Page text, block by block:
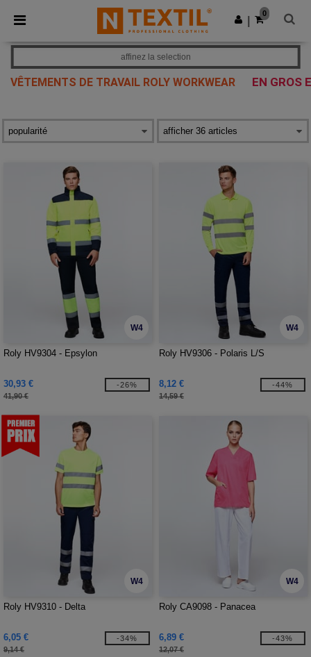
× Appli Ntextil
Meilleurs prix sur l’app !
Obtenir l'appli
0
VÊTEMENTS DE TRAVAIL ROLY WORKWEAR EN GROS
affinez la selection
W4
Roly HV9304 - Epsylon
30,93 €
41,90 €
-26%
W4
Roly HV9306 - Polaris L/S
8,12 €
14,59 €
-44%
W4
Roly HV9310 - Delta
6,05 €
9,14 €
-34%
W4
Roly CA9098 - Panacea
6,89 €
12,07 €
-43%